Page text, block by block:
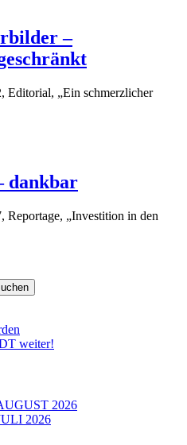
–
„Ein schmerzlicher
dankbar
„Investition in den
weiter!
2026
2026